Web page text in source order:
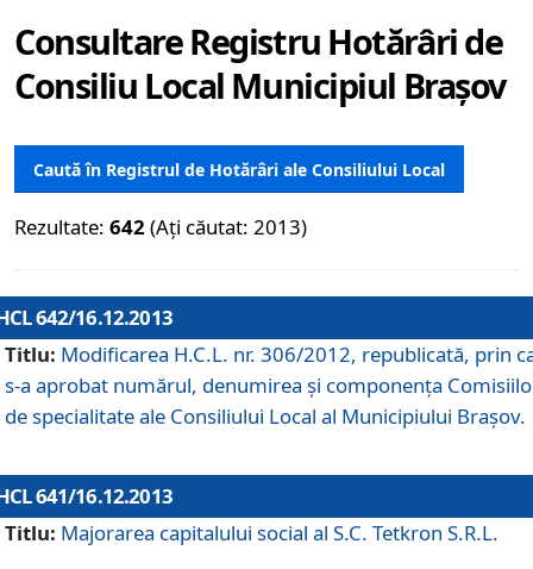
Consultare Registru Hotărâri de
Consiliu Local Municipiul Brașov
Caută în Registrul de Hotărâri ale Consiliului Local
Rezultate: 642 (Ați căutat: 2013)
642/16.12.2013
Titlu: Modificarea H.C.L. nr. 306/2012, republicată, prin
s-a aprobat numărul, denumirea şi componenţa
de specialitate ale Consiliului Local al Municipiului Braşov.
641/16.12.2013
Titlu: Majorarea capitalului social al S.C. Tetkron S.R.L.